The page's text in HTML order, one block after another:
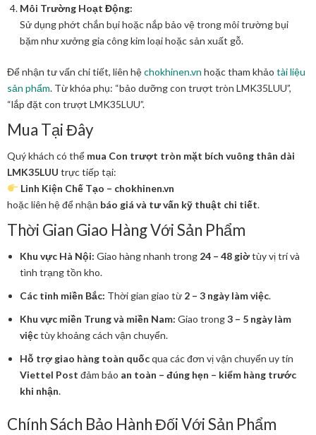
Môi Trường Hoạt Động:
Sử dụng phớt chắn bụi hoặc nắp bảo vệ trong môi trường bụi
bặm như xưởng gia công kim loại hoặc sản xuất gỗ.
Để nhận tư vấn chi tiết, liên hệchokhinen.vn hoặc tham khảo tài liệu
sản phẩm. Từ khóa phụ: “bảo dưỡng con trượt tròn LMK35LUU”,
“lắp đặt con trượt LMK35LUU”.
Mua Tại Đây
Quý khách có thể mua Con trượt tròn mặt bích vuông thân dài
LMK35LUU trực tiếp tại:
Linh Kiện Chế Tạo – chokhinen.vn
hoặc liên hệ để nhận báo giá và tư vấn kỹ thuật chi tiết.
Thời Gian Giao Hàng Với Sản Phẩm
Khu vực Hà Nội: Giao hàng nhanh trong 24 – 48 giờtùy vị trí và
tình trạng tồn kho.
Các tỉnh miền Bắc: Thời gian giao từ 2 – 3 ngày làm việc.
Khu vực miền Trung và miền Nam: Giao trong3 – 5 ngày làm
việctùy khoảng cách vận chuyển.
Hỗ trợ giao hàng toàn quốcqua các đơn vị vận chuyển uy tín
Viettel Post đảm bảo an toàn – đúng hẹn – kiểm hàng trước
khi nhận.
Chính Sách Bảo Hành Đối Với Sản Phẩm